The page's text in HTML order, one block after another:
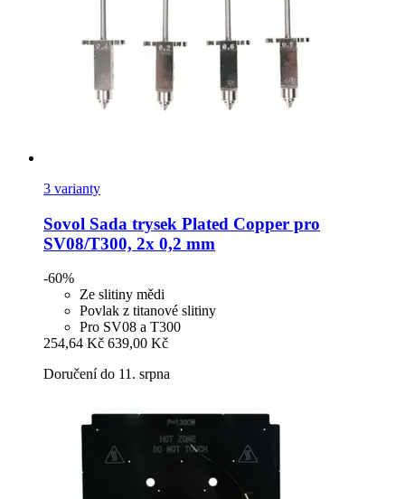
3 varianty
Sovol Sada trysek Plated Copper pro
SV08/T300, 2x 0,2 mm
-60%
Ze slitiny mědi
Povlak z titanové slitiny
Pro SV08 a T300
254,64 Kč 639,00 Kč
Doručení do 11. srpna